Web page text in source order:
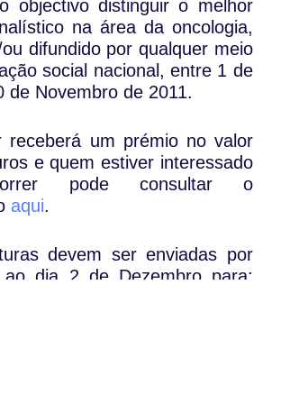
objectivo distinguir o melhor
na área da oncologia,
difundido por qualquer meio
social nacional, entre 1 de
de Novembro de 2011.
receberá um prémio no valor
e quem estiver interessado
pode consultar o
aqui.
devem ser enviadas por
dia 2 de Dezembro para: